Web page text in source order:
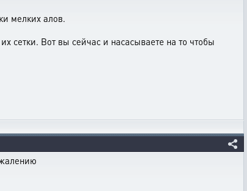
мелких алов.
сетки. Вот вы сейчас и насасываете на то чтобы